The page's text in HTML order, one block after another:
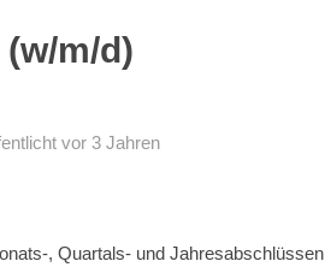
m/d)
vor 3 Jahren
, Quartals- und Jahresabschlüssen